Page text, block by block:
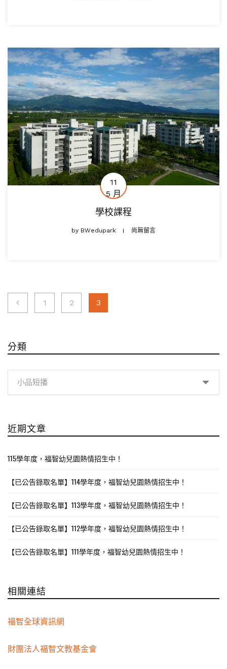
11
5 月
學校課程
by BWedupark 尚無留言
文
分
頁
1 2 3
分類
近期文章
115學年度，福智幼兒園熱情招生中！
【已公告錄取名單】114學年度，福智幼兒園熱情招生中！
【已公告錄取名單】113學年度，福智幼兒園熱情招生中！
【已公告錄取名單】112學年度，福智幼兒園熱情招生中！
【已公告錄取名單】111學年度，福智幼兒園熱情招生中！
相關連結
福智全球資訊網
財團法人福智文教基金會